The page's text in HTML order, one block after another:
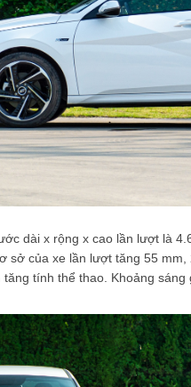
dài x rộng x cao lần lượt là
sở của xe lần lượt tăng 55
tính thể thao. Khoảng sáng